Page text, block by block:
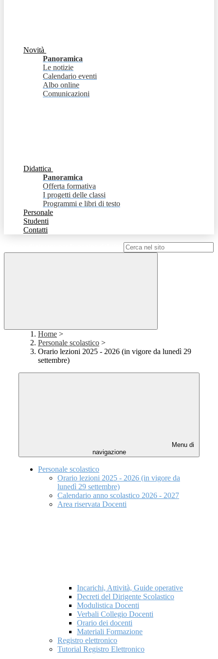
Novità
Panoramica
Le notizie
Calendario eventi
Albo online
Comunicazioni
Didattica
Panoramica
Offerta formativa
I progetti delle classi
Programmi e libri di testo
Personale
Studenti
Contatti
Home >
Personale scolastico >
Orario lezioni 2025 - 2026 (in vigore da lunedì 29
settembre)
Menu di
navigazione
Personale scolastico
Orario lezioni 2025 - 2026 (in vigore da
lunedì 29 settembre)
Calendario anno scolastico 2026 - 2027
Area riservata Docenti
Incarichi, Attività, Guide operative
Decreti del Dirigente Scolastico
Modulistica Docenti
Verbali Collegio Docenti
Orario dei docenti
Materiali Formazione
Registro elettronico
Tutorial Registro Elettronico